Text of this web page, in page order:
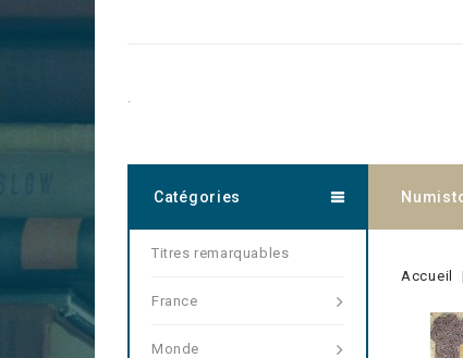
.
Catégories
Titres remarquables
France
Monde
Accueil